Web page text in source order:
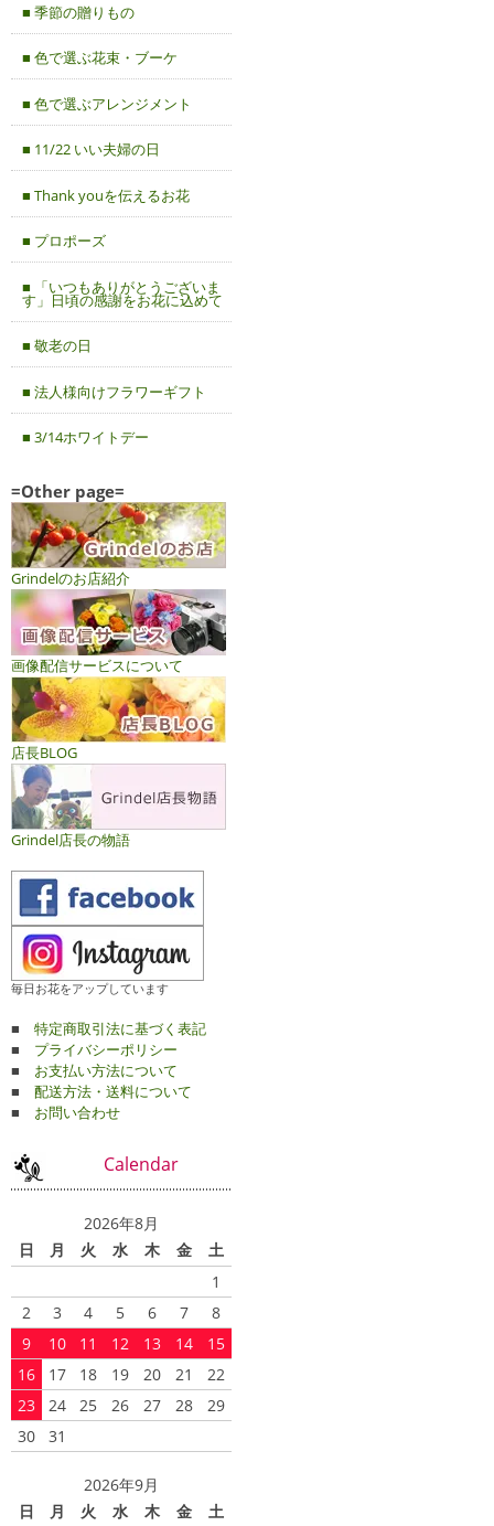
■ 季節の贈りもの
■ 色で選ぶ花束・ブーケ
■ 色で選ぶアレンジメント
■ 11/22 いい夫婦の日
■ Thank youを伝えるお花
■ プロポーズ
■ 「いつもありがとうございま
す」日頃の感謝をお花に込めて
■ 敬老の日
■ 法人様向けフラワーギフト
■ 3/14ホワイトデー
=Other page=
Grindelのお店紹介
画像配信サービスについて
店長BLOG
Grindel店長の物語
毎日お花をアップしています
■ 特定商取引法に基づく表記
■ プライバシーポリシー
■ お支払い方法について
■ 配送方法・送料について
■ お問い合わせ
Calendar
2026年8月
日
月 火 水 木 金
土
1
2
3 4 5 6 7
8
9
10 11 12 13 14
15
16
17 18 19 20 21
22
23
24 25 26 27 28
29
30
31
2026年9月
日
月 火 水 木 金 土